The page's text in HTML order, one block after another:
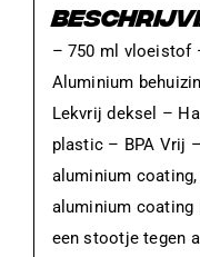
– 750 ml vloeistof
Aluminium
Lekvrij deksel –
plastic – BPA Vrij
aluminium
aluminium coating
een stootje tegen